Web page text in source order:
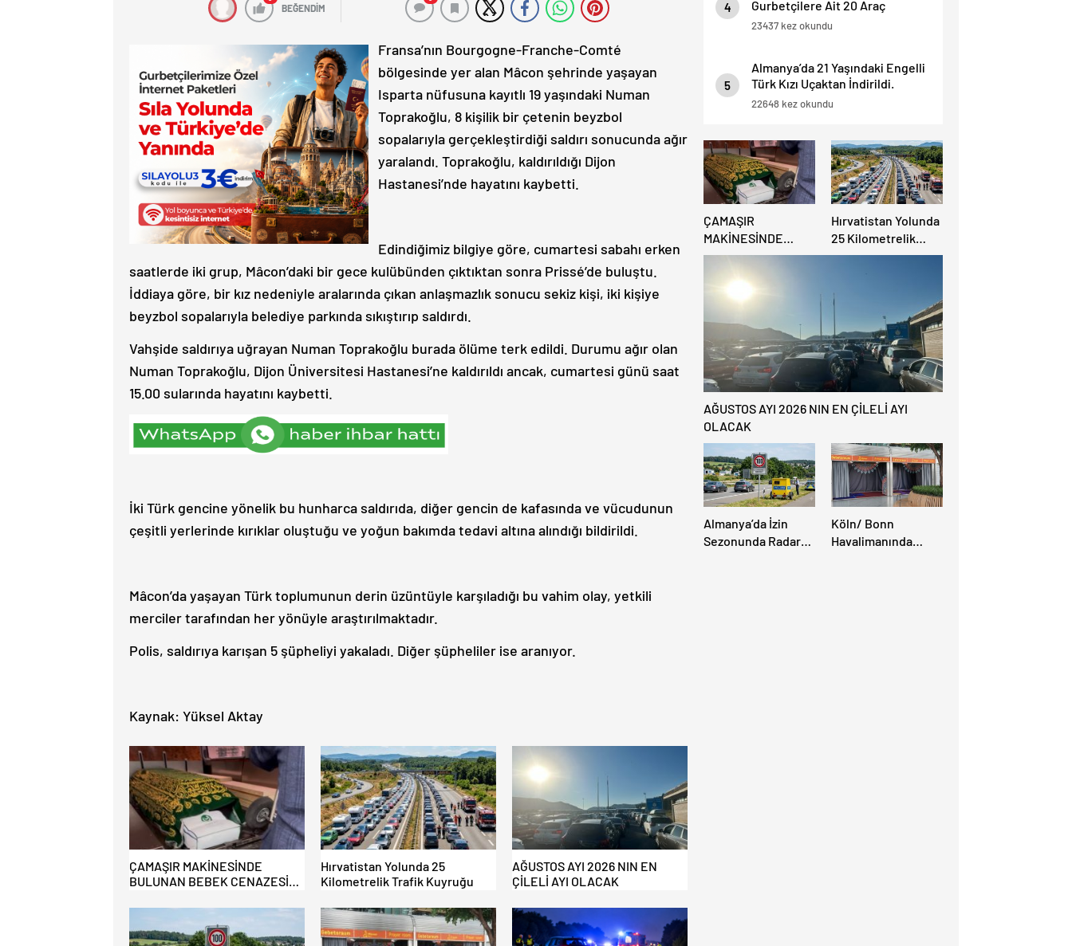
BEĞENDİM
Fransa’nın Bourgogne-Franche-Comté
bölgesinde yer alan Mâcon şehrinde yaşayan
Isparta nüfusuna kayıtlı 19 yaşındaki Numan
Toprakoğlu, 8 kişilik bir çetenin beyzbol
sopalarıyla gerçekleştirdiği saldırı sonucunda ağır
yaralandı. Toprakoğlu, kaldırıldığı Dijon
Hastanesi’nde hayatını kaybetti.
Edindiğimiz bilgiye göre, cumartesi sabahı erken
saatlerde iki grup, Mâcon’daki bir gece kulübünden çıktıktan sonra Prissé’de buluştu.
İddiaya göre, bir kız nedeniyle aralarında çıkan anlaşmazlık sonucu sekiz kişi, iki kişiye
beyzbol sopalarıyla belediye parkında sıkıştırıp saldırdı.
Vahşide saldırıya uğrayan Numan Toprakoğlu burada ölüme terk edildi. Durumu ağır olan
Numan Toprakoğlu, Dijon Üniversitesi Hastanesi’ne kaldırıldı ancak, cumartesi günü saat
15.00 sularında hayatını kaybetti.
İki Türk gencine yönelik bu hunharca saldırıda, diğer gencin de kafasında ve vücudunun
çeşitli yerlerinde kırıklar oluştuğu ve yoğun bakımda tedavi altına alındığı bildirildi.
Mâcon’da yaşayan Türk toplumunun derin üzüntüyle karşıladığı bu vahim olay, yetkili
merciler tarafından her yönüyle araştırılmaktadır.
Polis, saldırıya karışan 5 şüpheliyi yakaladı. Diğer şüpheliler ise aranıyor.
Kaynak: Yüksel Aktay
ÇAMAŞIR MAKİNESİNDE
BULUNAN BEBEK CENAZESİ
Hırvatistan Yolunda 25
Kilometrelik Trafik Kuyruğu
AĞUSTOS AYI 2026 NIN EN
ÇİLELİ AYI OLACAK
4
Gurbetçilere Ait 20 Araç
Trafikten Men Edildi.
23437 kez okundu
5
Almanya’da 21 Yaşındaki Engelli
Türk Kızı Uçaktan İndirildi.
Detaylar Haberde.
22648 kez okundu
ÇAMAŞIR
MAKİNESİNDE
BULUNAN BEBEK
CENAZESİ ŞOK ETTİ
Hırvatistan Yolunda
25 Kilometrelik
Trafik Kuyruğu
AĞUSTOS AYI 2026 NIN EN ÇİLELİ AYI
OLACAK
Almanya’da İzin
Sezonunda Radar
Köln/ Bonn
Havalimanında